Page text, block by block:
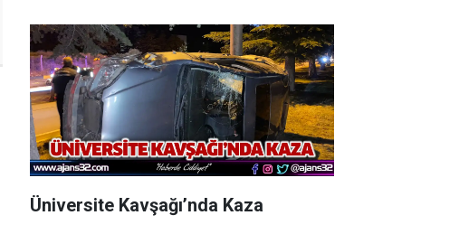
Üniversite Kavşağı’nda Kaza